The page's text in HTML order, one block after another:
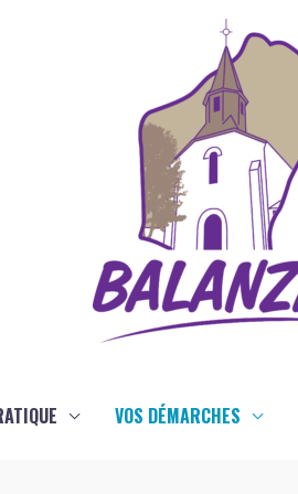
VOS DÉMARCHES